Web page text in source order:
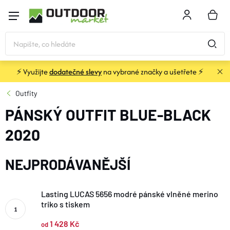
obsah
KOŠÍK
STANY
SPACÁKY
OBLEČENÍ
⚡ Využijtedodatečné slevyna vybrané značky a ušetřete ⚡
Outfity
PÁNSKÝ OUTFIT BLUE-BLACK
2020
NEJPRODÁVANĚJŠÍ
Lasting LUCAS 5656 modré pánské vlněné merino
triko s tiskem
od1 428 Kč